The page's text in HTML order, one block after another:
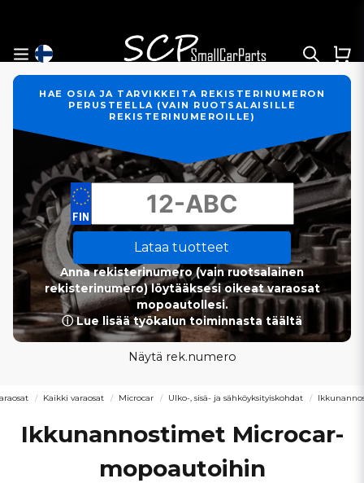
HAE OSIA JA TARVIKKEITA REKISTERINUMERON
PERUSTEELLA (VAIN RUOTSALAISILLE
REKISTERINUMEROILLE)
Lataa tuotteet
Anna rekisterinumero (vain ruotsalainen
rekisterinumero) löytääksesi oikeat varaosat
mopoautollesi.
ⓘ Lue lisää työkalun toiminnasta täältä
Näytä rek.numero
Kaikki varaosat Microcar Ulko-, sisä- ja sähköyksityiskohdat
Ikkunannostimet Microcar-
mopoautoihin